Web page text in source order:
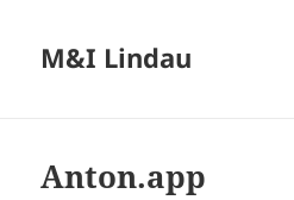
M&I Lindau
Anton.app